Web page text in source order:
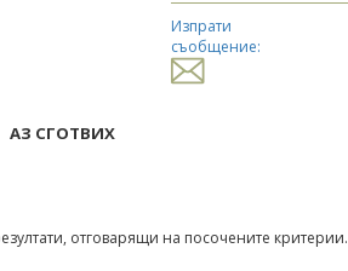
Изпрати
съобщение:
АЗ СГОТВИХ
отговарящи на посочените критерии.